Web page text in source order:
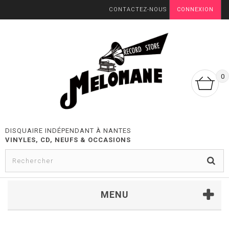
CONNEXION
CONTACTEZ-NOUS
0
DISQUAIRE INDÉPENDANT À NANTES
VINYLES, CD, NEUFS & OCCASIONS
MENU